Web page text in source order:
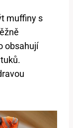
muffiny s
obsahují